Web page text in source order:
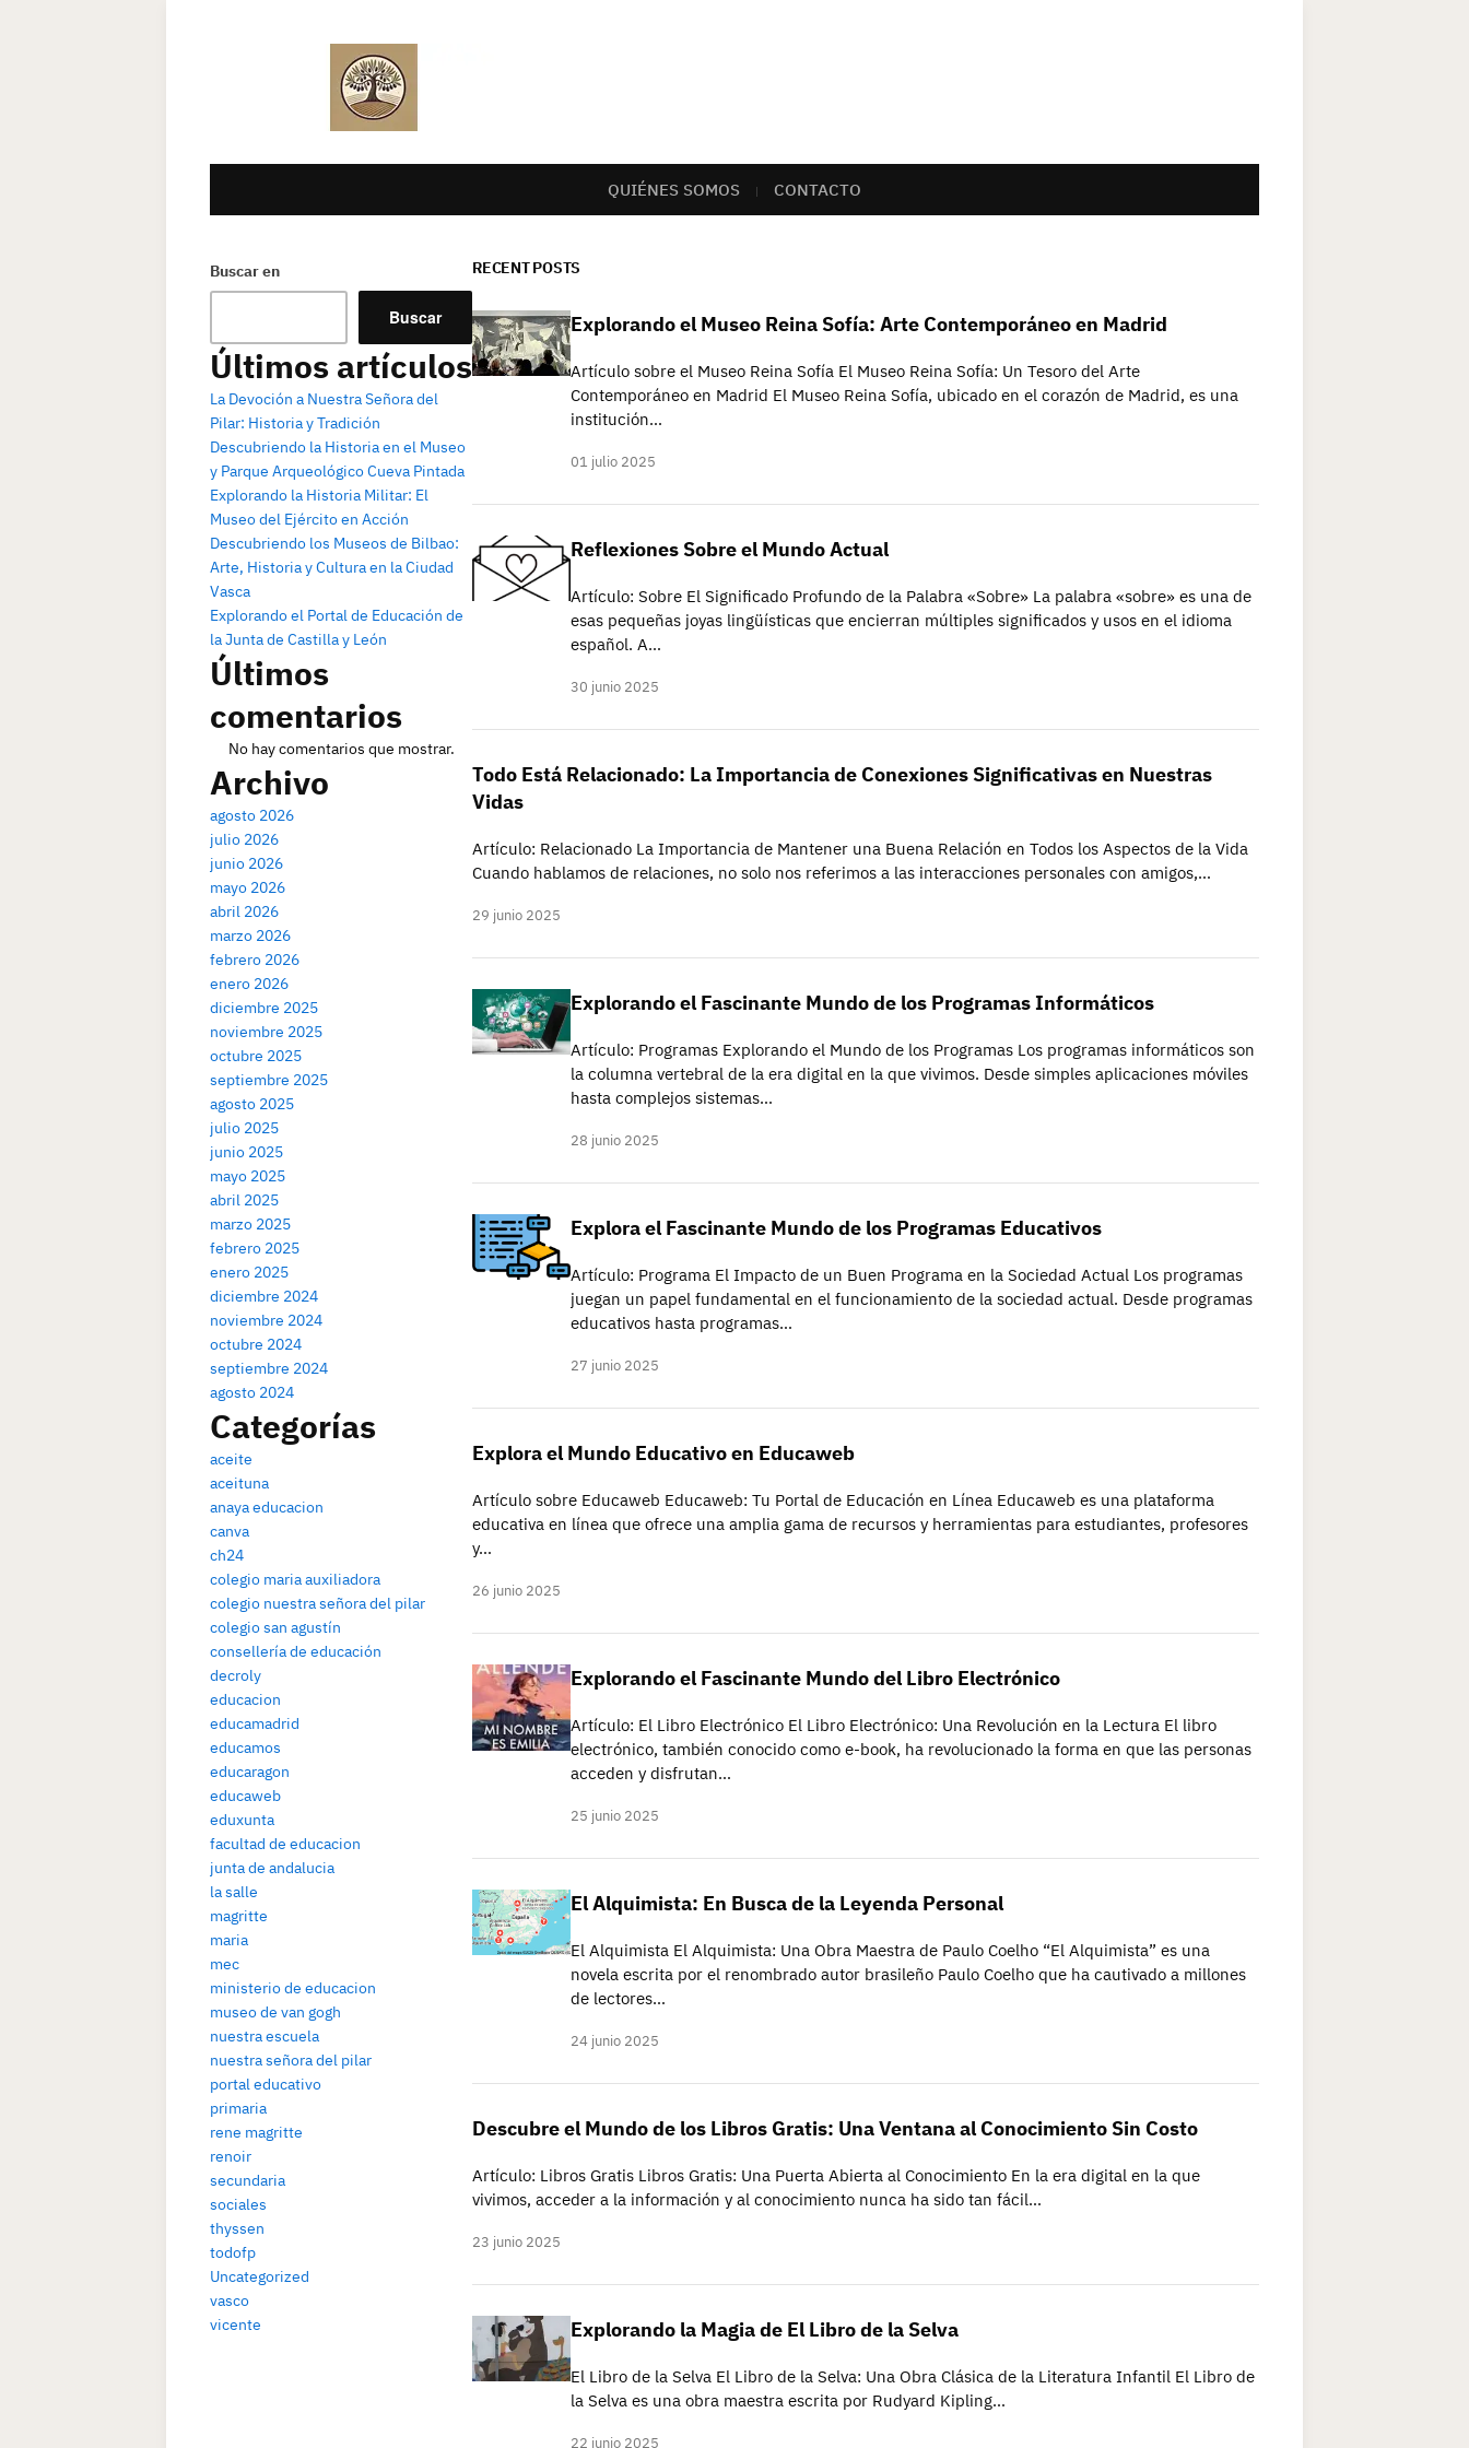
QUIÉNES SOMOS CONTACTO
Buscar en
Buscar
Últimos artículos
La Devoción a Nuestra Señora del
Pilar: Historia y Tradición
Descubriendo la Historia en el Museo
y Parque Arqueológico Cueva Pintada
Explorando la Historia Militar: El
Museo del Ejército en Acción
Descubriendo los Museos de Bilbao:
Arte, Historia y Cultura en la Ciudad
Vasca
Explorando el Portal de Educación de
la Junta de Castilla y León
Últimos
comentarios
No hay comentarios que mostrar.
Archivo
agosto 2026
julio 2026
junio 2026
mayo 2026
abril 2026
marzo 2026
febrero 2026
enero 2026
diciembre 2025
noviembre 2025
octubre 2025
septiembre 2025
agosto 2025
julio 2025
junio 2025
mayo 2025
abril 2025
marzo 2025
febrero 2025
enero 2025
diciembre 2024
noviembre 2024
octubre 2024
septiembre 2024
agosto 2024
Categorías
aceite
aceituna
anaya educacion
canva
ch24
colegio maria auxiliadora
colegio nuestra señora del pilar
colegio san agustín
consellería de educación
decroly
educacion
educamadrid
educamos
educaragon
educaweb
eduxunta
facultad de educacion
junta de andalucia
la salle
magritte
maria
mec
ministerio de educacion
museo de van gogh
nuestra escuela
nuestra señora del pilar
portal educativo
primaria
rene magritte
renoir
secundaria
sociales
thyssen
todofp
Uncategorized
vasco
vicente
RECENT POSTS
Explorando el Museo Reina Sofía: Arte Contemporáneo en Madrid
Artículo sobre el Museo Reina Sofía El Museo Reina Sofía: Un Tesoro del Arte
Contemporáneo en Madrid El Museo Reina Sofía, ubicado en el corazón de Madrid, es una
institución…
01 julio 2025
Reflexiones Sobre el Mundo Actual
Artículo: Sobre El Significado Profundo de la Palabra «Sobre» La palabra «sobre» es una de
esas pequeñas joyas lingüísticas que encierran múltiples significados y usos en el idioma
español. A…
30 junio 2025
Todo Está Relacionado: La Importancia de Conexiones Significativas en Nuestras
Vidas
Artículo: Relacionado La Importancia de Mantener una Buena Relación en Todos los Aspectos de la Vida
Cuando hablamos de relaciones, no solo nos referimos a las interacciones personales con amigos,…
29 junio 2025
Explorando el Fascinante Mundo de los Programas Informáticos
Artículo: Programas Explorando el Mundo de los Programas Los programas informáticos son
la columna vertebral de la era digital en la que vivimos. Desde simples aplicaciones móviles
hasta complejos sistemas…
28 junio 2025
Explora el Fascinante Mundo de los Programas Educativos
Artículo: Programa El Impacto de un Buen Programa en la Sociedad Actual Los programas
juegan un papel fundamental en el funcionamiento de la sociedad actual. Desde programas
educativos hasta programas…
27 junio 2025
Explora el Mundo Educativo en Educaweb
Artículo sobre Educaweb Educaweb: Tu Portal de Educación en Línea Educaweb es una plataforma
educativa en línea que ofrece una amplia gama de recursos y herramientas para estudiantes, profesores
y…
26 junio 2025
Explorando el Fascinante Mundo del Libro Electrónico
Artículo: El Libro Electrónico El Libro Electrónico: Una Revolución en la Lectura El libro
electrónico, también conocido como e-book, ha revolucionado la forma en que las personas
acceden y disfrutan…
25 junio 2025
El Alquimista: En Busca de la Leyenda Personal
El Alquimista El Alquimista: Una Obra Maestra de Paulo Coelho “El Alquimista” es una
novela escrita por el renombrado autor brasileño Paulo Coelho que ha cautivado a millones
de lectores…
24 junio 2025
Descubre el Mundo de los Libros Gratis: Una Ventana al Conocimiento Sin Costo
Artículo: Libros Gratis Libros Gratis: Una Puerta Abierta al Conocimiento En la era digital en la que
vivimos, acceder a la información y al conocimiento nunca ha sido tan fácil…
23 junio 2025
Explorando la Magia de El Libro de la Selva
El Libro de la Selva El Libro de la Selva: Una Obra Clásica de la Literatura Infantil El Libro de
la Selva es una obra maestra escrita por Rudyard Kipling…
22 junio 2025